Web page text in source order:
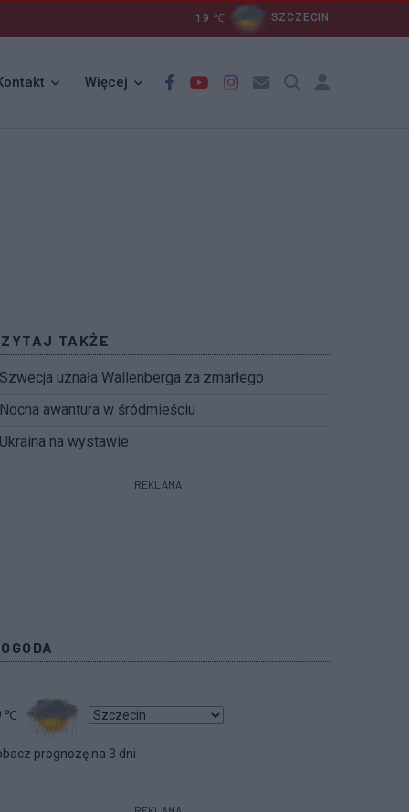
19 ℃ SZCZECIN
Więcej
TAKŻE
Szwecja uznała Wallenberga za zmarłego
Nocna awantura w śródmieściu
Ukraina na wystawie
REKLAMA
℃
prognozę na 3 dni